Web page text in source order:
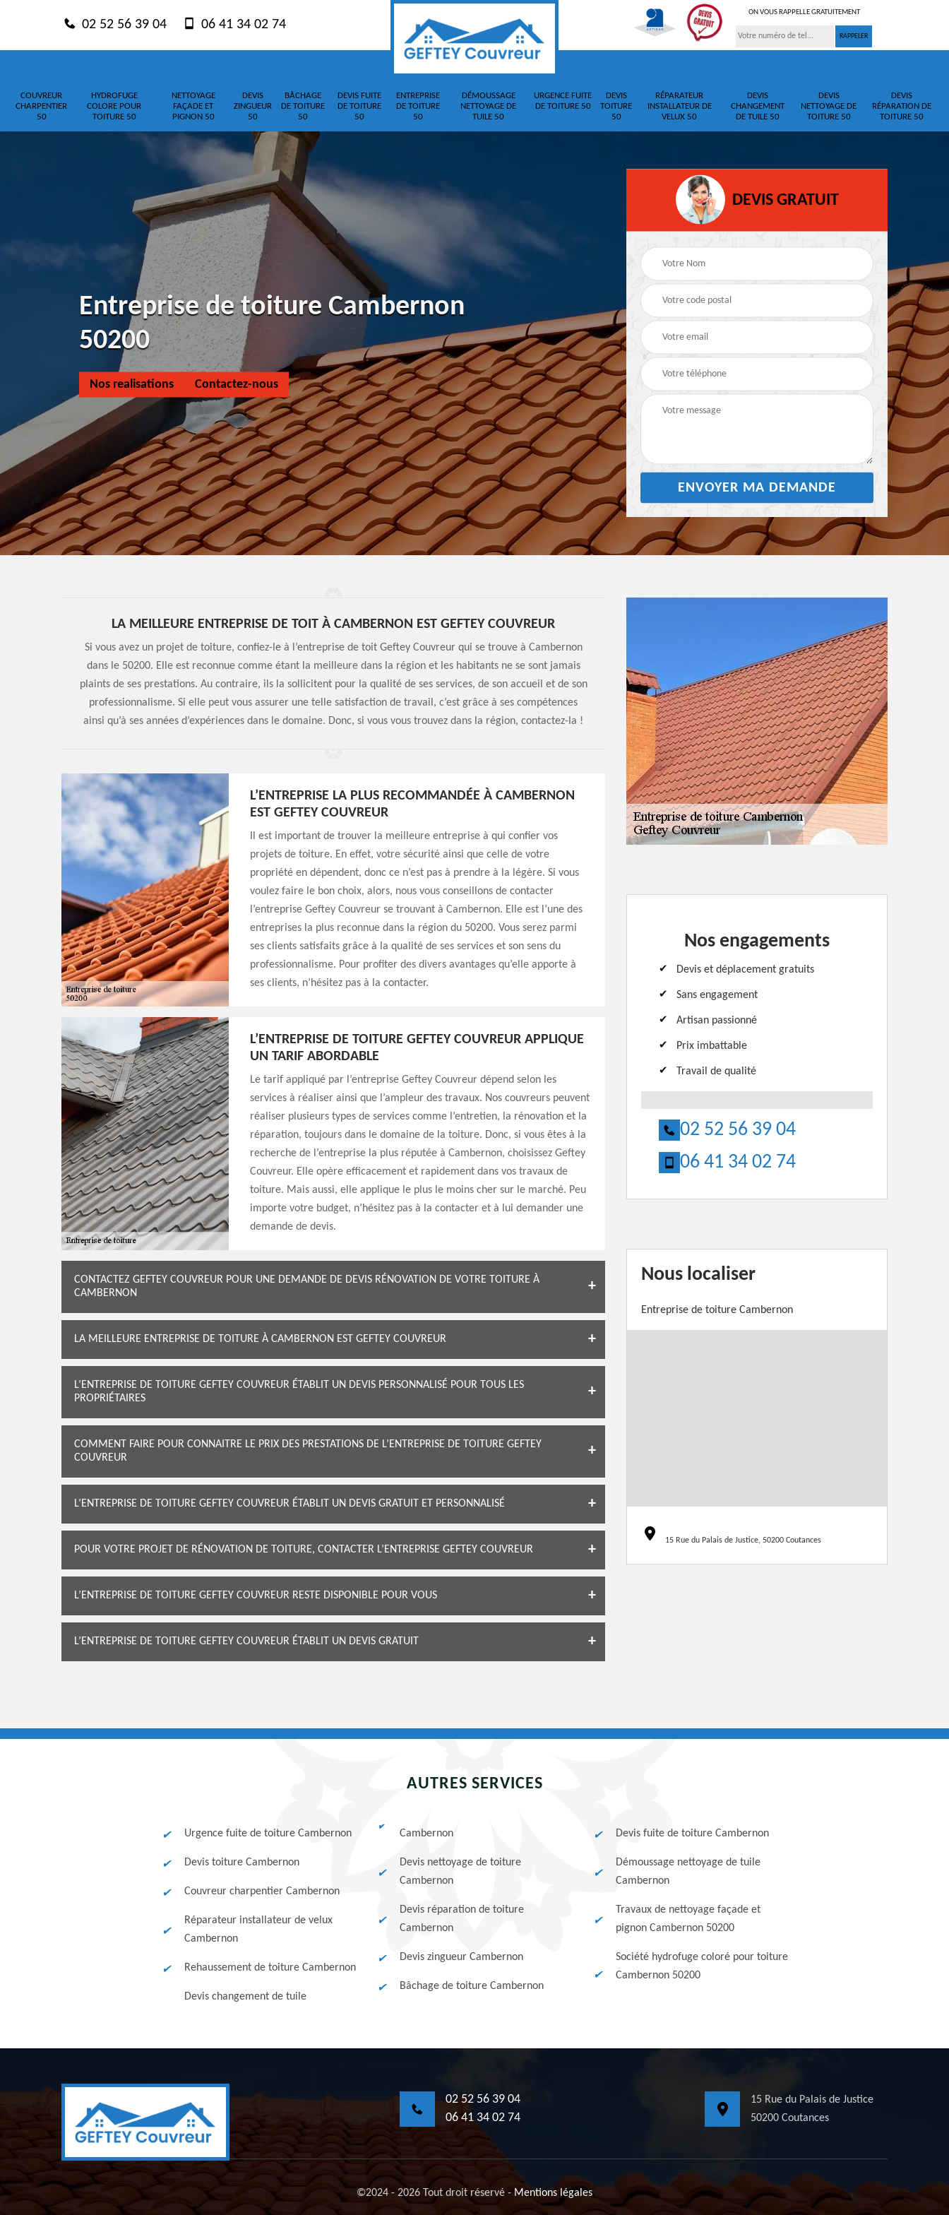
02 52 56 39 04 06 41 34 02 74
ON VOUS RAPPELLE GRATUITEMENT
COUVREUR
CHARPENTIER
50
HYDROFUGE
COLORE POUR
TOITURE 50
NETTOYAGE
FAÇADE ET
PIGNON 50
DEVIS
ZINGUEUR
50
BÂCHAGE
DE TOITURE
50
DEVIS FUITE
DE TOITURE
50
ENTREPRISE
DE TOITURE
50
DÉMOUSSAGE
NETTOYAGE DE
TUILE 50
URGENCE FUITE
DE TOITURE 50
DEVIS
TOITURE
50
RÉPARATEUR
INSTALLATEUR DE
VELUX 50
DEVIS
CHANGEMENT
DE TUILE 50
DEVIS
NETTOYAGE DE
TOITURE 50
DEVIS
RÉPARATION DE
TOITURE 50
Entreprise de toiture Cambernon
50200
Nos realisations Contactez-nous
DEVIS GRATUIT
LA MEILLEURE ENTREPRISE DE TOIT À CAMBERNON EST GEFTEY COUVREUR
Si vous avez un projet de toiture, confiez-le à l’entreprise de toit Geftey Couvreur qui se trouve à Cambernon
dans le 50200. Elle est reconnue comme étant la meilleure dans la région et les habitants ne se sont jamais
plaints de ses prestations. Au contraire, ils la sollicitent pour la qualité de ses services, de son accueil et de son
professionnalisme. Si elle peut vous assurer une telle satisfaction de travail, c’est grâce à ses compétences
ainsi qu’à ses années d’expériences dans le domaine. Donc, si vous vous trouvez dans la région, contactez-la !
L’ENTREPRISE LA PLUS RECOMMANDÉE À CAMBERNON
EST GEFTEY COUVREUR
Il est important de trouver la meilleure entreprise à qui confier vos
projets de toiture. En effet, votre sécurité ainsi que celle de votre
propriété en dépendent, donc ce n’est pas à prendre à la légère. Si vous
voulez faire le bon choix, alors, nous vous conseillons de contacter
l’entreprise Geftey Couvreur se trouvant à Cambernon. Elle est l’une des
entreprises la plus reconnue dans la région du 50200. Vous serez parmi
ses clients satisfaits grâce à la qualité de ses services et son sens du
professionnalisme. Pour profiter des divers avantages qu’elle apporte à
ses clients, n’hésitez pas à la contacter.
L’ENTREPRISE DE TOITURE GEFTEY COUVREUR APPLIQUE
UN TARIF ABORDABLE
Le tarif appliqué par l’entreprise Geftey Couvreur dépend selon les
services à réaliser ainsi que l’ampleur des travaux. Nos couvreurs peuvent
réaliser plusieurs types de services comme l’entretien, la rénovation et la
réparation, toujours dans le domaine de la toiture. Donc, si vous êtes à la
recherche de l’entreprise la plus réputée à Cambernon, choisissez Geftey
Couvreur. Elle opère efficacement et rapidement dans vos travaux de
toiture. Mais aussi, elle applique le plus le moins cher sur le marché. Peu
importe votre budget, n’hésitez pas à la contacter et à lui demander une
demande de devis.
CONTACTEZ GEFTEY COUVREUR POUR UNE DEMANDE DE DEVIS RÉNOVATION DE VOTRE TOITURE À
CAMBERNON
LA MEILLEURE ENTREPRISE DE TOITURE À CAMBERNON EST GEFTEY COUVREUR
L’ENTREPRISE DE TOITURE GEFTEY COUVREUR ÉTABLIT UN DEVIS PERSONNALISÉ POUR TOUS LES
PROPRIÉTAIRES
COMMENT FAIRE POUR CONNAITRE LE PRIX DES PRESTATIONS DE L’ENTREPRISE DE TOITURE GEFTEY
COUVREUR
L’ENTREPRISE DE TOITURE GEFTEY COUVREUR ÉTABLIT UN DEVIS GRATUIT ET PERSONNALISÉ
POUR VOTRE PROJET DE RÉNOVATION DE TOITURE, CONTACTER L’ENTREPRISE GEFTEY COUVREUR
L’ENTREPRISE DE TOITURE GEFTEY COUVREUR RESTE DISPONIBLE POUR VOUS
L’ENTREPRISE DE TOITURE GEFTEY COUVREUR ÉTABLIT UN DEVIS GRATUIT
Nos engagements
Devis et déplacement gratuits
Sans engagement
Artisan passionné
Prix imbattable
Travail de qualité
02 52 56 39 04
06 41 34 02 74
Nous localiser
Entreprise de toiture Cambernon
15 Rue du Palais de Justice, 50200 Coutances
AUTRES SERVICES
Urgence fuite de toiture Cambernon
Devis toiture Cambernon
Couvreur charpentier Cambernon
Réparateur installateur de velux
Cambernon
Rehaussement de toiture Cambernon
Devis changement de tuile
Cambernon
Devis nettoyage de toiture
Cambernon
Devis réparation de toiture
Cambernon
Devis zingueur Cambernon
Bâchage de toiture Cambernon
Devis fuite de toiture Cambernon
Démoussage nettoyage de tuile
Cambernon
Travaux de nettoyage façade et
pignon Cambernon 50200
Société hydrofuge coloré pour toiture
Cambernon 50200
02 52 56 39 04
06 41 34 02 74
15 Rue du Palais de Justice
50200 Coutances
©2024 - 2026 Tout droit réservé -Mentions légales